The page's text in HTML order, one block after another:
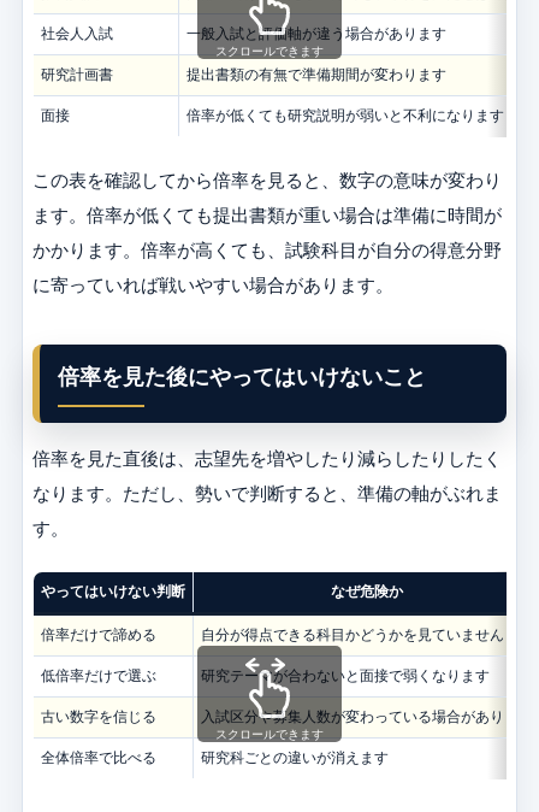
社会人入試 一般入試と評価軸が違う場合があります
研究計画書 提出書類の有無で準備期間が変わります
面接 倍率が低くても研究説明が弱いと不利になります
スクロールできます
この表を確認してから倍率を見ると、数字の意味が変わり
ます。倍率が低くても提出書類が重い場合は準備に時間が
かかります。倍率が高くても、試験科目が自分の得意分野
に寄っていれば戦いやすい場合があります。
倍率を見た後にやってはいけないこと
倍率を見た直後は、志望先を増やしたり減らしたりしたく
なります。ただし、勢いで判断すると、準備の軸がぶれま
す。
やってはいけない判断 なぜ危険か
倍率だけで諦める 自分が得点できる科目かどうかを見ていません
低倍率だけで選ぶ 研究テーマが合わないと面接で弱くなります
古い数字を信じる 入試区分や募集人数が変わっている場合があります
全体倍率で比べる 研究科ごとの違いが消えます
スクロールできます